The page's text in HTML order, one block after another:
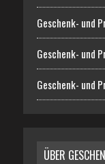
Geschenk- und
Geschenk- und
Geschenk- und
ÜBER